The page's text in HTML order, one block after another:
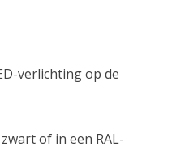
verlichting op de
of in een RAL-